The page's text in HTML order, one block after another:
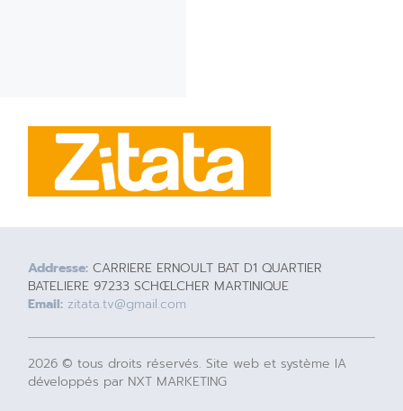
Addresse: CARRIERE ERNOULT BAT D1 QUARTIER
BATELIERE 97233 SCHŒLCHER MARTINIQUE
Email: zitata.tv@gmail.com
2026 © tous droits réservés. Site web et système IA
développés par NXT MARKETING